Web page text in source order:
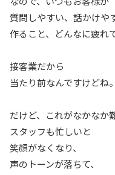
質問しやすい、話かけや
作ること、どんなに疲れ
接客業だから
当たり前なんですけどね。
だけど、これがなかなか
スタッフも忙しいと
笑顔がなくなり、
声のトーンが落ちて、